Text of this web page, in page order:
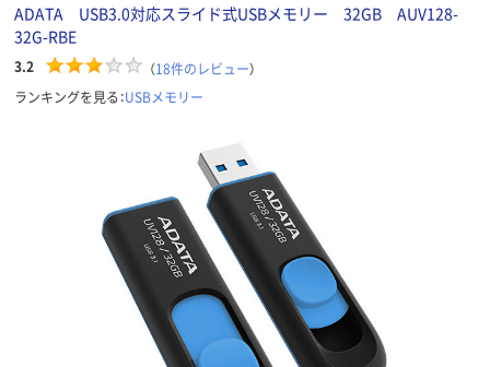
ADATA USB3.0対応スライド式USBメモリー 32GB AUV128-
32G-RBE
3.2 （18件のレビュー）
ランキングを見る：USBメモリー